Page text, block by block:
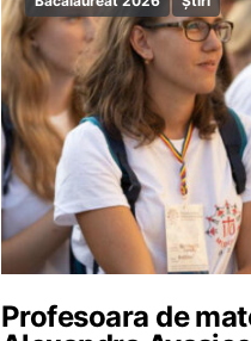
Profesoara de